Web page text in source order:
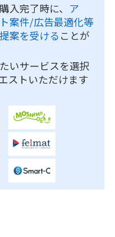
入完了時に、 ア
案件/広告最適化等
案を受ける ことが
いサービスを選択
ストいただけます